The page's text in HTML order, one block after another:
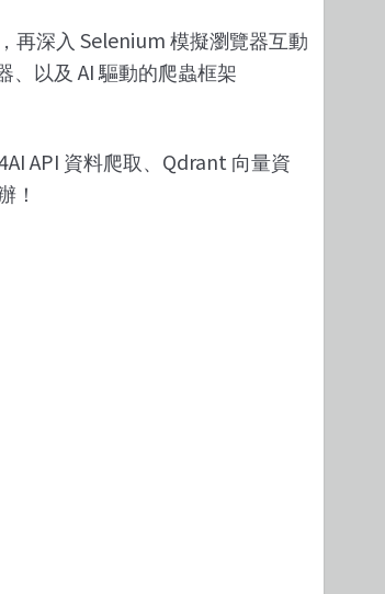
再深入 Selenium 模擬瀏覽器互動
、以及 AI 驅動的爬蟲框架
API 資料爬取、 Qdrant 向量資
！